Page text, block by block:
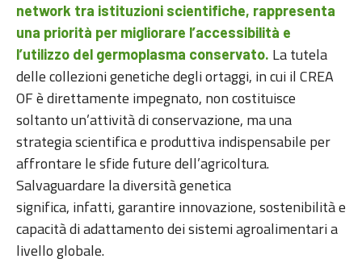
network tra istituzioni scientifiche, rappresenta
una priorità per migliorare l’accessibilità e
l’utilizzo del germoplasma conservato. La tutela
delle collezioni genetiche degli ortaggi, in cui il CREA
OF è direttamente impegnato, non costituisce
soltanto un’attività di conservazione, ma una
strategia scientifica e produttiva indispensabile per
affrontare le sfide future dell’agricoltura.
Salvaguardare la diversità genetica
significa, infatti, garantire innovazione, sostenibilità e
capacità di adattamento dei sistemi agroalimentari a
livello globale.